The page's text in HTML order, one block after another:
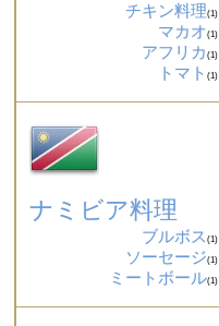
チキン料理(1)
マカオ(1)
アフリカ(1)
トマト(1)
ナミビア料理
ブルボス(1)
ソーセージ(1)
ミートボール(1)